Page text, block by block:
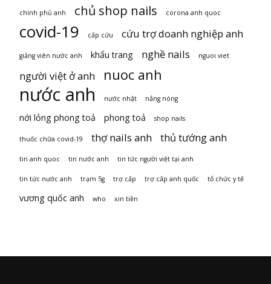
chính phủ anh chủ shop nails corona anh quoc
covid-19 cấp cứu cứu trợ doanh nghiệp anh
giảng viên nước anh khẩu trang nghề nails nguoi viet
người việt ở anh nuoc anh
nước anh nước nhật nắng nóng
nới lỏng phong toả phong toả shop nails
thuốc chữa covid-19 thợ nails anh thủ tướng anh
tin anh quoc tin nước anh tin tức người việt tại anh
tin tức nước anh trạm 5g trợ cấp trợ cấp anh quốc tổ chức y tế
vương quốc anh who xin tiền